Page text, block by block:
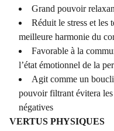
Grand pouvoir
Réduit le stress et les
meilleure harmonie du
Favorable à la
l’état émotionnel de la
Agit comme un
pouvoir filtrant évitera
négatives
VERTUS PHYSIQUES